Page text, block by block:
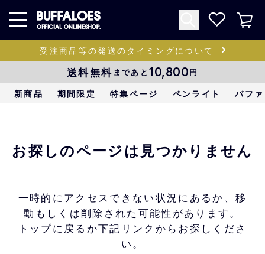
受注商品等の発送のタイミングについて
送料無料 まであと 10,800円
新商品 期間限定 特集ページ ペンライト バフ
お探しのページは見つかりません
一時的にアクセスできない状況にあるか、移
動もしくは削除された可能性があります。
トップに戻るか下記リンクからお探しくださ
い。